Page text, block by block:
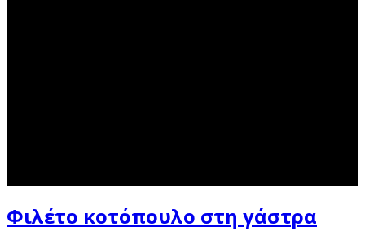
Φιλέτο κοτόπουλο στη γάστρα